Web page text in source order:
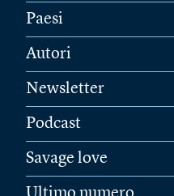
Paesi
Autori
Newsletter
Podcast
Savage love